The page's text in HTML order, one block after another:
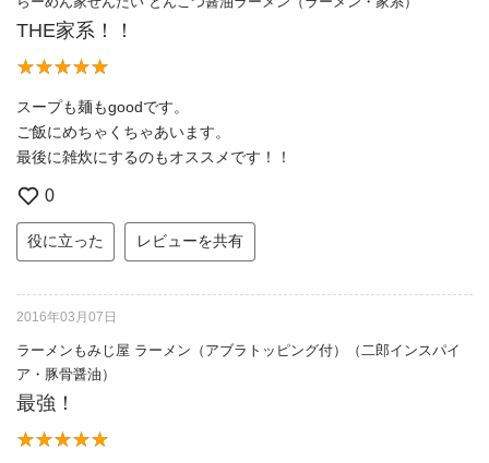
THE家系！！
スープも麺もgoodです。
ご飯にめちゃくちゃあいます。
最後に雑炊にするのもオススメです！！
0
役に立った レビューを共有
2016年03月07日
ラーメンもみじ屋 ラーメン（アブラトッピング付）（二郎インスパイ
ア・豚骨醤油）
最強！